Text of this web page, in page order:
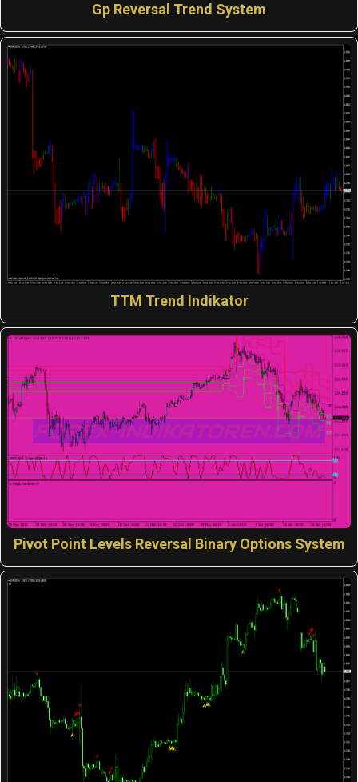
Gp Reversal Trend System
TTM Trend Indikator
Pivot Point Levels Reversal Binary Options System